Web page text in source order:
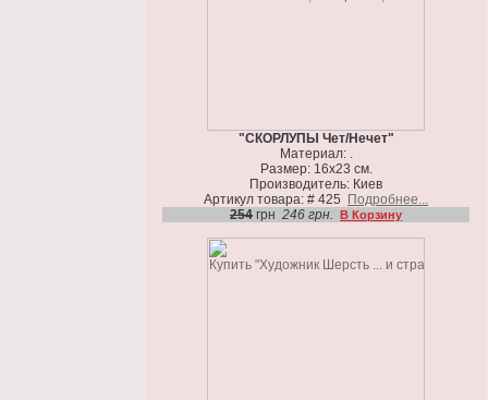
"СКОРЛУПЫ Чет/Нечет"
Материал: .
Размер: 16х23 см.
Производитель: Киев
Артикул товара: # 425
Подробнее...
254 грн 246 грн. В Корзину